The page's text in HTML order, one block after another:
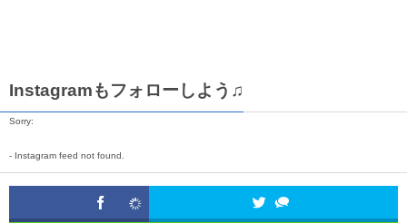
Instagramもフォローしよう♫
Sorry:
- Instagram feed not found.